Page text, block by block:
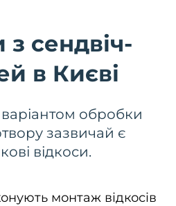
з сендвіч-
в Києві
обробки
зазвичай є
відкоси.
монтаж відкосів